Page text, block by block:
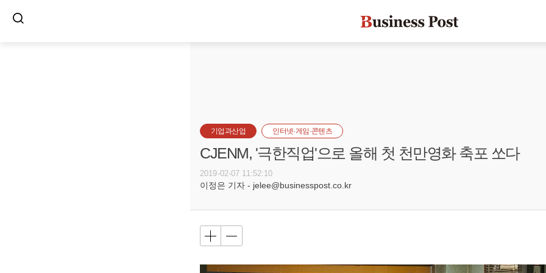
기업과산업 인터넷·게임·콘텐츠
CJENM, '극한직업'으로 올해 첫 천만영화 축포 쏘다
2019-02-07 11:52:10
이정은 기자 - jelee@businesspost.co.kr